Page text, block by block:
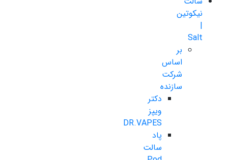
نیکوتین
|
Salt
بر
اساس
شرکت
سازنده
دکتر
ویپز
DR.VAPES
پاد
سالت